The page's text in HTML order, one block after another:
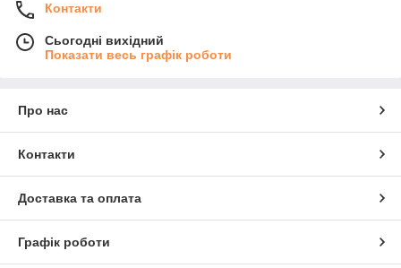
Контакти
Сьогодні вихідний
Показати весь графік роботи
Про нас
Контакти
Доставка та оплата
Графік роботи